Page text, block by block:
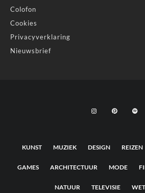
Colofon
Cookies
Privacyverklaring
Nieuwsbrief
KUNST MUZIEK DESIGN REIZEN
GAMES ARCHITECTUUR MODE
NATUUR TELEVISIE